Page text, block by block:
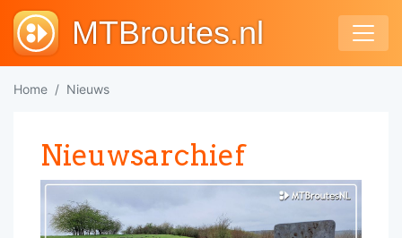
MTBroutes.nl
Home Nieuws
Nieuwsarchief